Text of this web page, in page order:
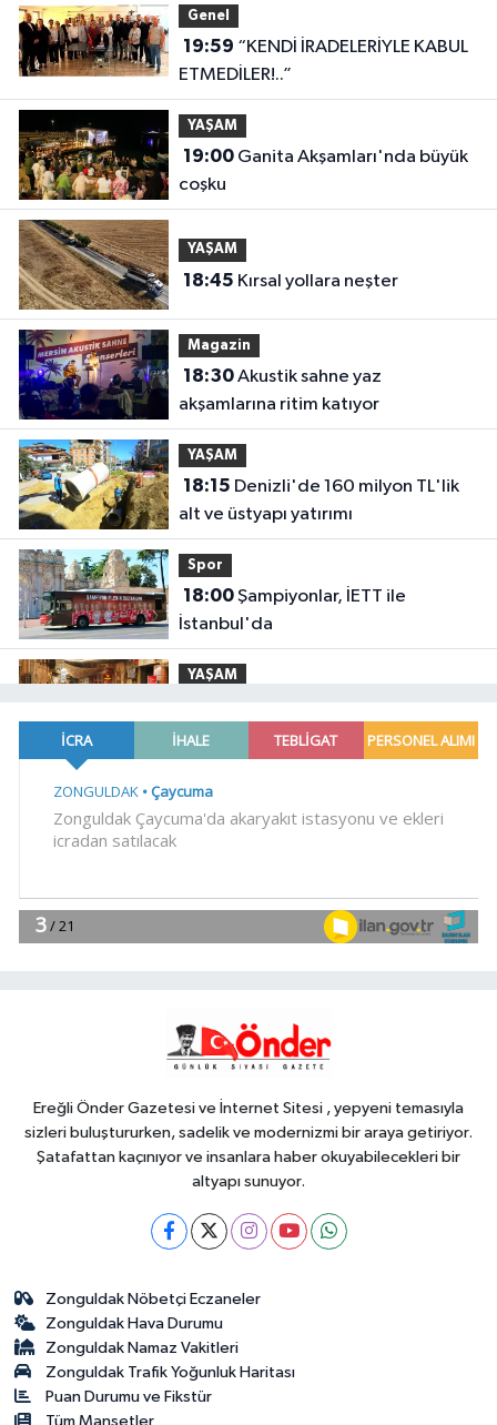
Genel
19:59
ETMEDİLER!..”
YAŞAM
19:00Ganita Akşamları'nda büyük
coşku
YAŞAM
18:45 Kırsal yollara neşter
Magazin
18:30Akustik sahne yaz
akşamlarına ritim katıyor
YAŞAM
18:15
alt ve üstyapı yatırımı
Spor
18:00Şampiyonlar, İETT ile
İstanbul'da
YAŞAM
pazarı renk katıyor
17:30DAĞDER ve BUMEV'den
17:15
kritik ziyaret
Ereğli Önder Gazetesi ve İnternet Sitesi , yepyeni temasıyla
sizleri buluştururken, sadelik ve modernizmi bir araya getiriyor.
Şatafattan kaçınıyor ve insanlara haber okuyabilecekleri bir
altyapı sunuyor.
Zonguldak Nöbetçi Eczaneler
Zonguldak Hava Durumu
Zonguldak Namaz Vakitleri
Zonguldak Trafik Yoğunluk Haritası
Puan Durumu ve Fikstür
Tüm Manşetler